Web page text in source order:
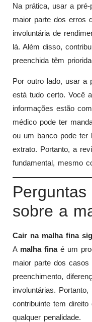
Na prática, usar a
maior parte dos erros
involuntária de
lá. Além disso,
preenchida têm
Por outro lado, usar a
está tudo certo. Você
informações estão
médico pode ter
ou um banco pode ter
extrato. Portanto, a
fundamental, mesmo
sobre a
Cair na malha fina
A malha finaé um
maior parte dos
preenchimento,
involuntárias.
contribuinte tem
qualquer penalidade.